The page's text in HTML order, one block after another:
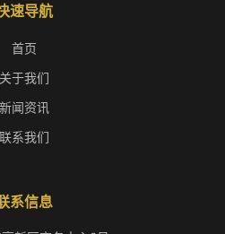
速导航
首页
关于我们
新闻资讯
联系我们
系信息